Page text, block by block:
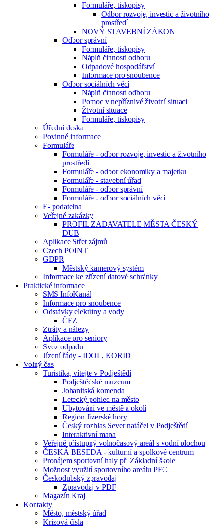
Formuláře, tiskopisy
Odbor rozvoje, investic a životního
prostředí
NOVÝ STAVEBNÍ ZÁKON
Odbor správní
Formuláře, tiskopisy
Náplň činnosti odboru
Odpadové hospodářství
Informace pro snoubence
Odbor sociálních věcí
Náplň činnosti odboru
Pomoc v nepříznivé životní situaci
Životní situace
Formuláře, tiskopisy
Úřední deska
Povinné informace
Formuláře
Formuláře - odbor rozvoje, investic a životního
prostředí
Formuláře - odbor ekonomiky a majetku
Formuláře - stavební úřad
Formuláře - odbor správní
Formuláře - odbor sociálních věcí
E- podatelna
Veřejné zakázky
PROFIL ZADAVATELE MĚSTA ČESKÝ
DUB
Aplikace Střet zájmů
Czech POINT
GDPR
Městský kamerový systém
Informace ke zřízení datové schránky
Praktické informace
SMS InfoKanál
Informace pro snoubence
Odstávky elektřiny a vody
ČEZ
Ztráty a nálezy
Aplikace pro seniory
Svoz odpadu
Jízdní řády - IDOL, KORID
Volný čas
Turistika, vítejte v Podještědí
Podještědské muzeum
Johanitská komenda
Letecký pohled na město
Ubytování ve městě a okolí
Region Jizerské hory
Český rozhlas Sever natáčel v Podještědí
Interaktivní mapa
Veřejně přístupný volnočasový areál s vodní plochou
ČESKÁ BESEDA - kulturní a spolkové centrum
Pronájem sportovní haly při Základní škole
Možnost využití sportovního areálu PFC
Českodubský zpravodaj
Zpravodaj v PDF
Magazín Kraj
Kontakty
Město, městský úřad
Krizová čísla